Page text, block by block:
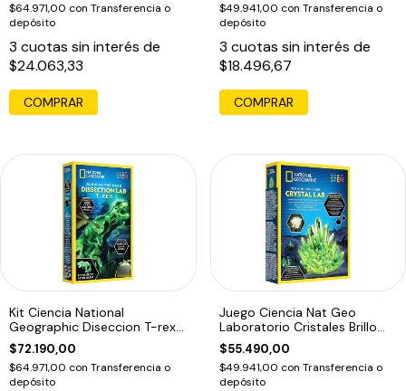
$64.971,00 con Transferencia o
depósito
3 cuotas sin interés de
$24.063,33
$49.941,00 con Transferencia o
depósito
3 cuotas sin interés de
$18.496,67
Kit Ciencia National
Geographic Diseccion T-rex
Brilla
$72.190,00
$64.971,00 con Transferencia o
depósito
Juego Ciencia Nat Geo
Laboratorio Cristales Brillo
Oscuridad
$55.490,00
$49.941,00 con Transferencia o
depósito